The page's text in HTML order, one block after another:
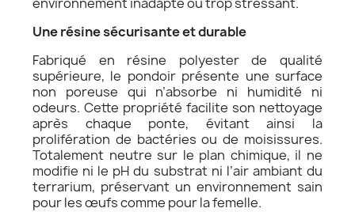
Une résine sécurisante et durable
Fabriqué en résine polyester de qualité
supérieure, le pondoir présente une surface
non poreuse qui n’absorbe ni humidité ni
odeurs. Cette propriété facilite son nettoyage
après chaque ponte, évitant ainsi la
prolifération de bactéries ou de moisissures.
Totalement neutre sur le plan chimique, il ne
modifie ni le pH du substrat ni l’air ambiant du
terrarium, préservant un environnement sain
pour les œufs comme pour la femelle.